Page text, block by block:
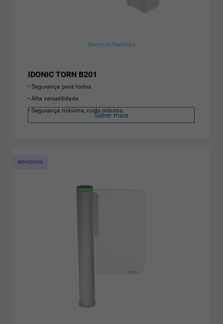
Barreiras Pedonais
IDONIC TORN B201
Segurança para todos
Alta versatilidade
Segurança máxima, ruído mínimo
Saber mais
NOVIDADE